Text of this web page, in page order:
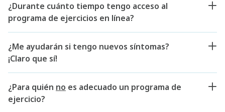
¿Durante cuánto tiempo tengo acceso al
programa de ejercicios en línea?
¿Me ayudarán si tengo nuevos síntomas?
¡Claro que sí!
¿Para quién no es adecuado un programa de
ejercicio?